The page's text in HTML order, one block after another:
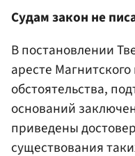
Судам закон не
В постановлении
аресте
обстоятельства,
оснований
приведены
существования